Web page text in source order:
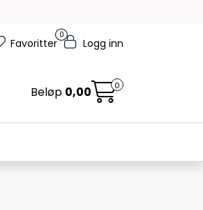
0
Favoritter Logg inn
Beløp 0,00 0